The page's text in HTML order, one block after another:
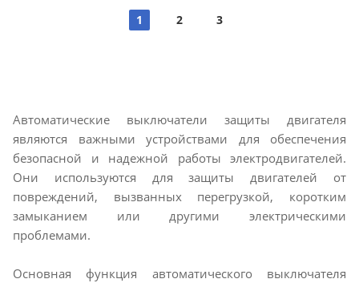
1 2 3
Автоматические выключатели защиты двигателя
являются важными устройствами для обеспечения
безопасной и надежной работы электродвигателей.
Они используются для защиты двигателей от
повреждений, вызванных перегрузкой, коротким
замыканием или другими электрическими
проблемами.
Основная функция автоматического выключателя